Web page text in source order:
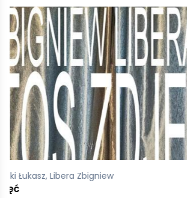
Foks Darek, Libera Zbigniew
Co robi łączniczka